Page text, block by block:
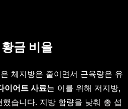
금 비율
체지방은 줄이면서 근육량은 유
이어트 사료는 이를 위해 저지방,
습니다. 지방 함량을 낮춰 총 섭